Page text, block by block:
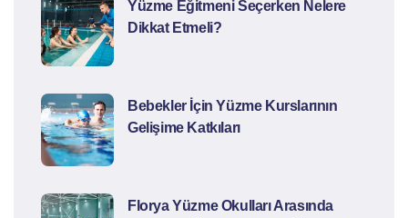
Yüzme Eğitmeni Seçerken Nelere
Dikkat Etmeli?
Bebekler İçin Yüzme Kurslarının
Gelişime Katkıları
Florya Yüzme Okulları Arasında